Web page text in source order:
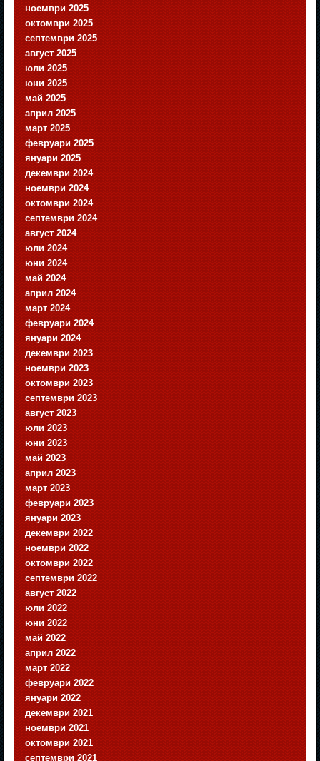
ноември 2025
октомври 2025
септември 2025
август 2025
юли 2025
юни 2025
май 2025
април 2025
март 2025
февруари 2025
януари 2025
декември 2024
ноември 2024
октомври 2024
септември 2024
август 2024
юли 2024
юни 2024
май 2024
април 2024
март 2024
февруари 2024
януари 2024
декември 2023
ноември 2023
октомври 2023
септември 2023
август 2023
юли 2023
юни 2023
май 2023
април 2023
март 2023
февруари 2023
януари 2023
декември 2022
ноември 2022
октомври 2022
септември 2022
август 2022
юли 2022
юни 2022
май 2022
април 2022
март 2022
февруари 2022
януари 2022
декември 2021
ноември 2021
октомври 2021
септември 2021